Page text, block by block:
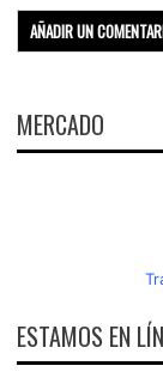
MERCADO
ESTAMOS EN